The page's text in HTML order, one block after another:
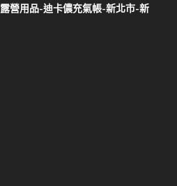
營用品-迪卡儂充氣帳-新北市-新